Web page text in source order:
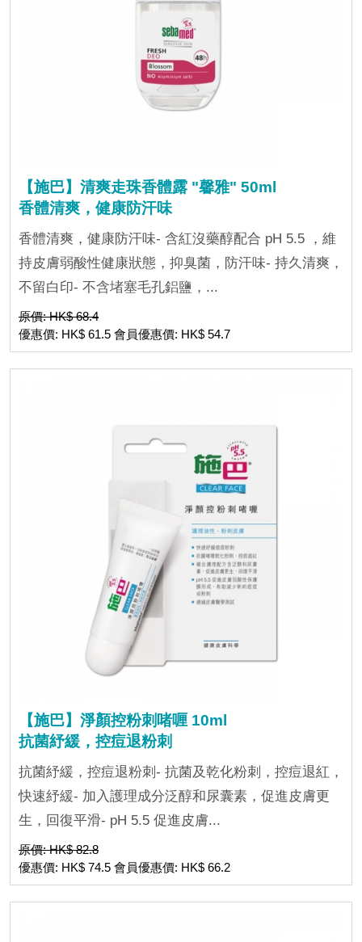
【施巴】清爽走珠香體露 "馨雅" 50ml
香體清爽，健康防汗味
香體清爽，健康防汗味- 含紅沒藥醇配合 pH 5.5 ，維
持皮膚弱酸性健康狀態，抑臭菌，防汗味- 持久清爽，
不留白印- 不含堵塞毛孔鋁鹽，...
原價: HK$ 68.4
優惠價: HK$ 61.5 會員優惠價: HK$ 54.7
【施巴】淨顏控粉刺啫喱 10ml
抗菌紓緩，控痘退粉刺
抗菌紓緩，控痘退粉刺- 抗菌及乾化粉刺，控痘退紅，
快速紓緩- 加入護理成分泛醇和尿囊素，促進皮膚更
生，回復平滑- pH 5.5 促進皮膚...
原價: HK$ 82.8
優惠價: HK$ 74.5 會員優惠價: HK$ 66.2